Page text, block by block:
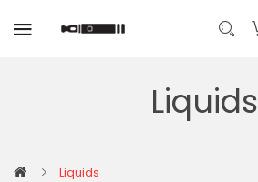
Liquids
Liquids